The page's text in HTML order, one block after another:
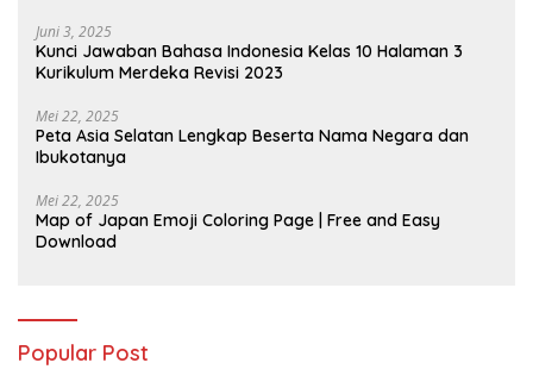
Juni 3, 2025
Kunci Jawaban Bahasa Indonesia Kelas 10 Halaman 3
Kurikulum Merdeka Revisi 2023
Mei 22, 2025
Peta Asia Selatan Lengkap Beserta Nama Negara dan
Ibukotanya
Mei 22, 2025
Map of Japan Emoji Coloring Page | Free and Easy
Download
Popular Post